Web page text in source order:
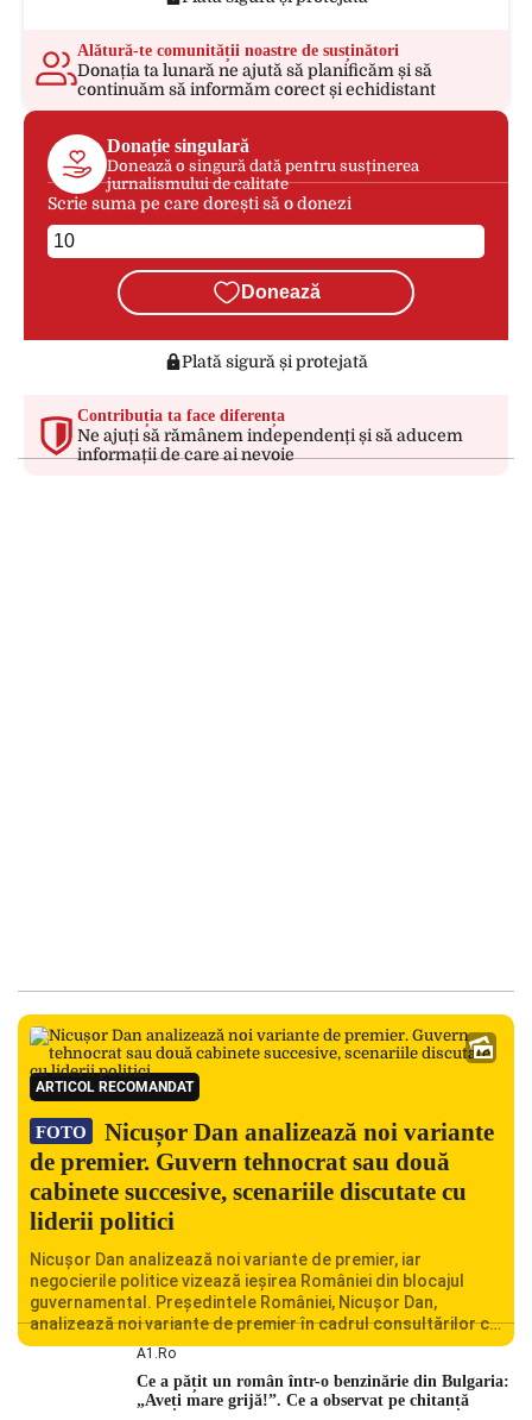
Alătură-te comunității noastre de susținători
Donația ta lunară ne ajută să planificăm și să
continuăm să informăm corect și echidistant
Donație singulară
Donează o singură dată pentru susținerea
jurnalismului de calitate
Scrie suma pe care dorești să o donezi
Donează
Plată sigură și protejată
Contribuția ta face diferența
Ne ajuți să rămânem independenți și să aducem
informații de care ai nevoie
ARTICOL RECOMANDAT
FOTO
Nicușor Dan analizează noi variante
de premier. Guvern tehnocrat sau două
cabinete succesive, scenariile discutate cu
liderii politici
Nicușor Dan analizează noi variante de premier, iar
negocierile politice vizează ieșirea României din blocajul
guvernamental. Președintele României, Nicușor Dan,
analizează noi variante de premier în cadrul consultărilor cu
liderii politici. Ciprian Ciucu vorbește despre scenariul unui
succesive. Nicușor Dan analizează noi variante de premier
România traversează […]
A1.ro
Ce a pățit un român într-o benzinărie din Bulgaria:
„Aveți mare grijă!”. Ce a observat pe chitanță